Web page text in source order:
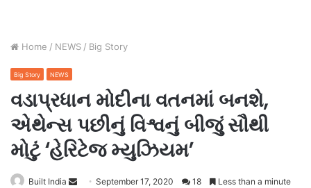
Home / NEWS / Big Story
Big Story NEWS
વડાપ્રધાન મોદીના વતનમાં બનશે,
એથેન્સ પછીનું વિશ્વનું બીજું સૌથી
મોટું ‘હેરિટેજ મ્યુઝિયમ’
Built India
SendSeptember 17, 2020 18 Less than a minute